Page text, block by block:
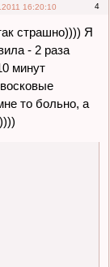
4
16:20:10
страшно)))) Я
- 2 раза
минут
то больно, а